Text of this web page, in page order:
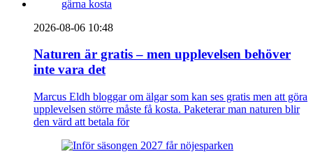
2026-08-06 10:48
Naturen är gratis – men upplevelsen behöver
inte vara det
Marcus Eldh bloggar om älgar som kan ses gratis men att göra
upplevelsen större måste få kosta. Paketerar man naturen blir
den värd att betala för